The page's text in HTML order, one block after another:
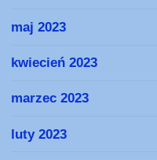
maj 2023
kwiecień 2023
marzec 2023
luty 2023